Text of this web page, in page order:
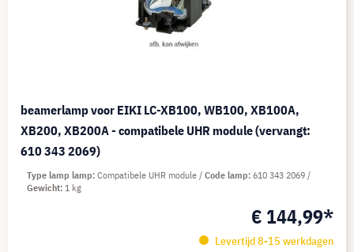
beamerlamp voor EIKI LC-XB100, WB100, XB100A,
XB200, XB200A - compatibele UHR module (vervangt:
610 343 2069)
€ 144,99*
Levertijd 8-15 werkdagen
Type lamp lamp Compatibele UHR module Code lamp 610 343 2069
Gewicht 1 kg